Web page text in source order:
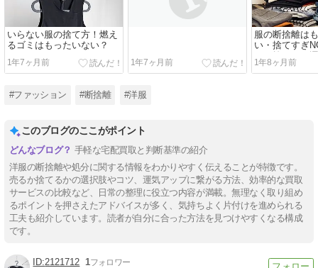
いらない服の捨て方！燃え
るゴミはもったいない？
1年7ヶ月前
1年7ヶ月前
服の断捨離は
い・捨てすぎ
服を捨てると
1年8ヶ月前
#ファッション #断捨離 #洋服
このブログのここがポイント
手軽な宅配買取と判断基準の紹介
洋服の断捨離や処分に関する情報をわかりやすく伝えることが特徴です。
売るか捨てるかの選択肢やコツ、運気アップに繋がる方法、効率的な買取
サービスの比較など、日常の整理に役立つ内容が満載。無理なく取り組め
るポイントを押さえたアドバイスが多く、気持ちよく片付けを進められる
工夫も紹介しています。読者が自分に合った方法を見つけやすくなる構成
です。
2121712 1